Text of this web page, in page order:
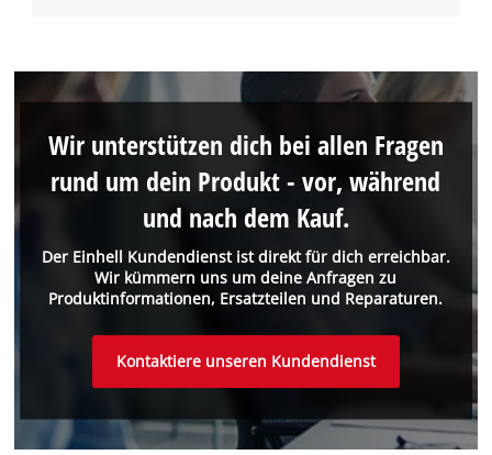
Der Einhell Kundendienst ist direkt für dich erreichbar.
Wir kümmern uns um deine Anfragen zu
Produktinformationen, Ersatzteilen und Reparaturen.
Wir unterstützen dich bei allen Fragen
rund um dein Produkt - vor, während
und nach dem Kauf.
Kontaktiere unseren Kundendienst